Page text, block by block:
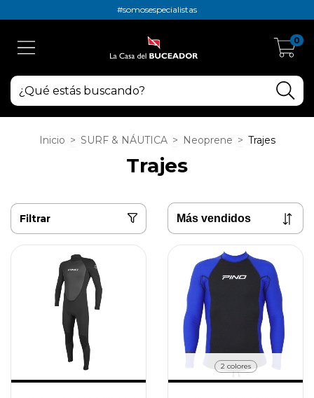
#somosespecialistas
0
Inicio > SURF & NÁUTICA > Neoprene > Trajes
Trajes
Filtrar
2 colores